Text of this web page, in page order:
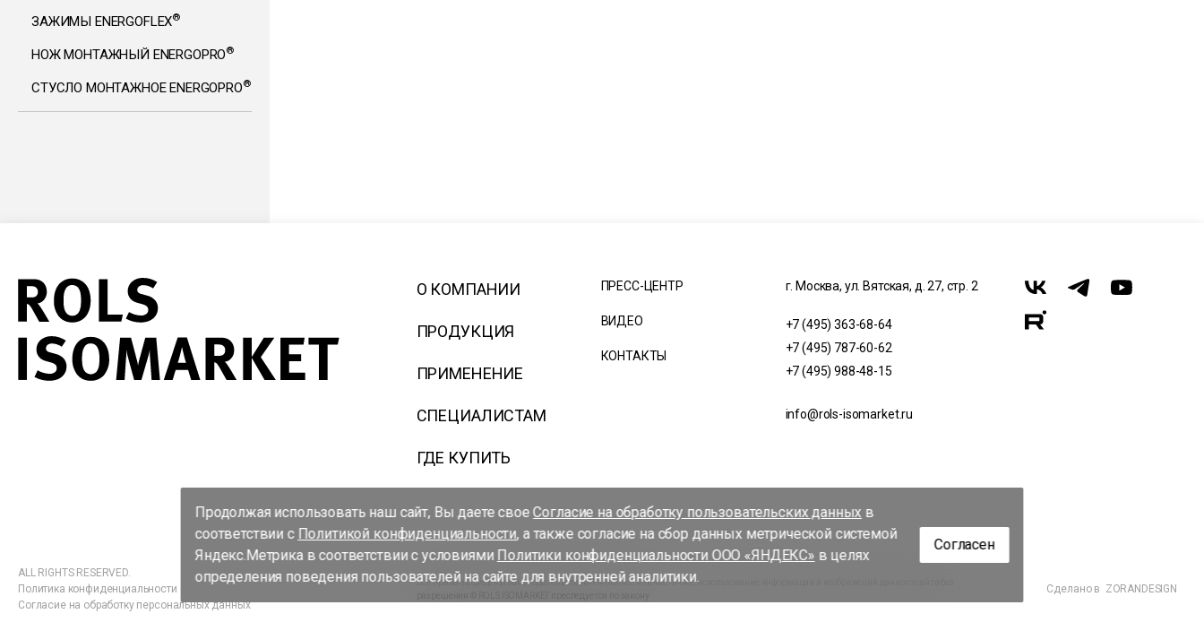
ЗАЖИМЫ ENERGOFLEX®
НОЖ МОНТАЖНЫЙ ENERGOPRO®
СТУСЛО МОНТАЖНОЕ ENERGOPRO®
О КОМПАНИИ
ПРОДУКЦИЯ
ПРИМЕНЕНИЕ
СПЕЦИАЛИСТАМ
ГДЕ КУПИТЬ
ПРЕСС-ЦЕНТР
ВИДЕО
КОНТАКТЫ
г. Москва, ул. Вятская, д. 27, стр. 2
+7 (495) 363-68-64
+7 (495) 787-60-62
+7 (495) 988-48-15
info@rols-isomarket.ru
ALL RIGHTS RESERVED.
Политика конфиденциальности
Согласие на обработку персональных данных
Все права защищены законодательством РФ Полное или частичное использование информации и изображений данного сайта без
Сделано в ZORANDESIGN
Продолжая использовать наш сайт, Вы даете своеСогласие на обработку пользовательских данных в
соответствии с Политикой конфиденциальности, а также согласие на сбор данных метрической системой
Яндекс.Метрика в соответствии с условиями Политики конфиденциальности ООО «ЯНДЕКС» в целях
определения поведения пользователей на сайте для внутренней аналитики.
Согласен